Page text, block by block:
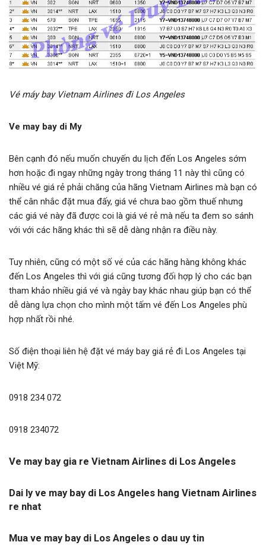
Vé máy bay Vietnam Airlines đi Los Angeles
Ve may bay di My
Bên cạnh đó nếu muốn chuyến du lịch đến Los Angeles sớm
hơn hoặc đi ngay những ngày trong tháng 11 này thì cũng có
nhiều vé giá rẻ phải chăng của hãng Vietnam Airlines mà bạn có
thể cân nhắc đặt mua đấy, giá vé chưa bao gồm thuế nhưng
các giá vé này đã được coi là giá vé rẻ mà nếu ta đem so sánh
với với các hãng khác thì sẽ dễ dàng nhận ra điều này.
Tuy nhiên, cũng có một số vé của các hãng hàng không khác
đến Los Angeles thì với giá cũng tương đối hợp lý cho các bạn
tham khảo nhiều giá vé và ngày bay khác nhau giúp bạn có thể
dễ dàng lựa chọn cho mình một tấm vé đến Los Angeles phù
hợp nhất rồi nhé.
Số điện thoại liên hệ đặt vé máy bay giá rẻ đi Los Angeles tại
Việt Mỹ:
0918 234 072
0918 234072
Ve may bay gia re Vietnam Airlines di Los Angeles
Dai ly ve may bay di Los Angeles hang Vietnam Airlines
re nhat
Mua ve may bay di Los Angeles o dau uy tin